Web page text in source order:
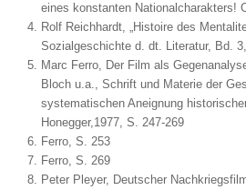
eines konstanten Nationalcharakters!
Rolf Reichhardt, „Histoire des
Sozialgeschichte d. dt. Literatur, Bd.
Marc Ferro, Der Film als
Bloch u.a., Schrift und Materie der
systematischen Aneignung
Honegger,1977, S. 247-269
Ferro, S. 253
Ferro, S. 269
Peter Pleyer, Deutscher